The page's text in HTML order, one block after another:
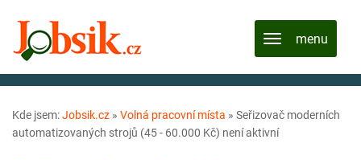
Kde jsem:Jobsik.cz » Volná pracovní místa » Seřizovač moderních
automatizovaných strojů (45 - 60.000 Kč) není aktivní